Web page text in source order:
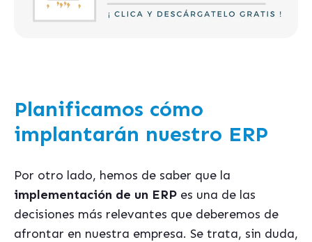
Planificamos cómo
implantarán nuestro ERP
Por otro lado, hemos de saber que la
implementación de un ERP es una de las
decisiones más relevantes que deberemos de
afrontar en nuestra empresa. Se trata, sin duda,